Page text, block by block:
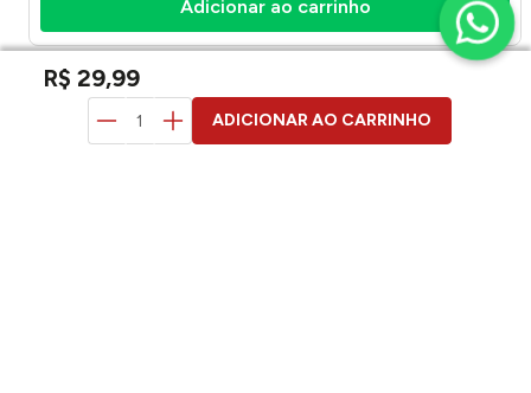
R$ 29,99
ADICIONAR AO CARRINHO
Adicionar ao carrinho
duvidas? pergunte aqui